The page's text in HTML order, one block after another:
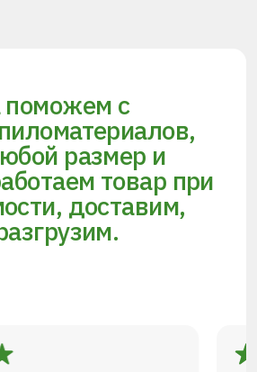
с
размер и
товар при
доставим,